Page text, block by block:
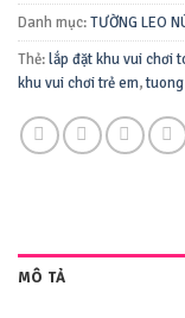
Danh mục:TƯỜNG LEO
Thẻ:lắp đặt khu vui chơi
khu vui chơi trẻ em,
MÔ TẢ